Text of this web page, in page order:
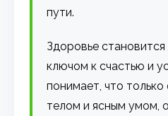
пути.
Здоровье
ключом к счастью и
понимает, что
телом и ясным умом,